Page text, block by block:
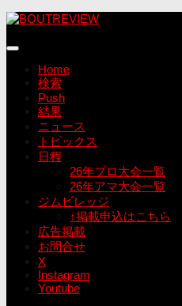
コ
テ
Home
検索
Push
結果
ニュース
トピックス
日程
26年プロ大会一覧
26年アマ大会一覧
ジムビレッジ
↑掲載申込はこちら
広告掲載
お問合せ
X
Instagram
Youtube